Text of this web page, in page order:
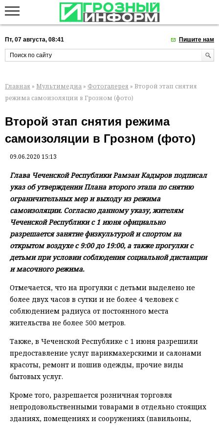
Пт, 07 августа, 08:41 Пишите нам
Главная » Мультимедиа » Фотогалерея » Второй этап снятия
режима самоизоляции в Грозном (фото)
Второй этап снятия режима
самоизоляции в Грозном (фото)
09.06.2020 15:13
Глава Чеченской Республики Рамзан Кадыров подписал
указ об утверждении Плана второго этапа по снятию
ограничительных мер и выходу из режима
самоизоляции. Согласно данному указу, жителям
Чеченской Республики с 1 июня официально
разрешается занятие физкультурой и спортом на
открытом воздухе с 9:00 до 19:00, а также прогулки с
детьми при условии соблюдения социальной дистанции
и масочного режима.
Отмечается, что на прогулки с детьми выделено не
более двух часов в сутки и не более 4 человек с
соблюдением радиуса от постоянного места
жительства не более 500 метров.
Также, в Чеченской Республике с 1 июня разрешили
предоставление услуг парикмахерскими и салонами
красоты, ремонт и пошив одежды, прочие виды
бытовых услуг.
Кроме того, разрешается розничная торговля
непродовольственными товарами в отдельно стоящих
зданиях, помещениях и сооружениях (павильоны,